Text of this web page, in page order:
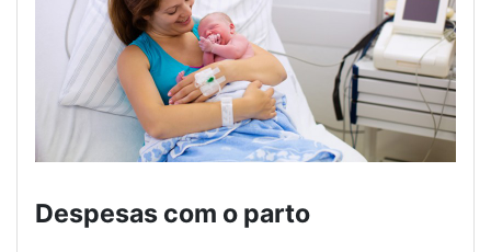
Despesas com o parto